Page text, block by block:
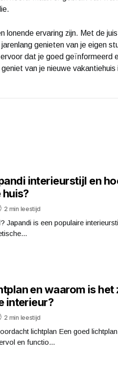
lonende ervaring zijn. Met de
genieten van je eigen
dat je goed geïnformeerd
van je nieuwe vakantiehuis
interieurstijl en
huis?
2 min leestijd
Japandi is een populaire
en waarom is het
interieur?
2 min leestijd
lichtplan Een goed
en functio...